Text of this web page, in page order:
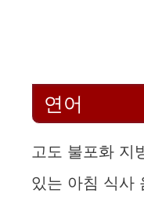
연어
고도 불포화 지
있는 아침 식사